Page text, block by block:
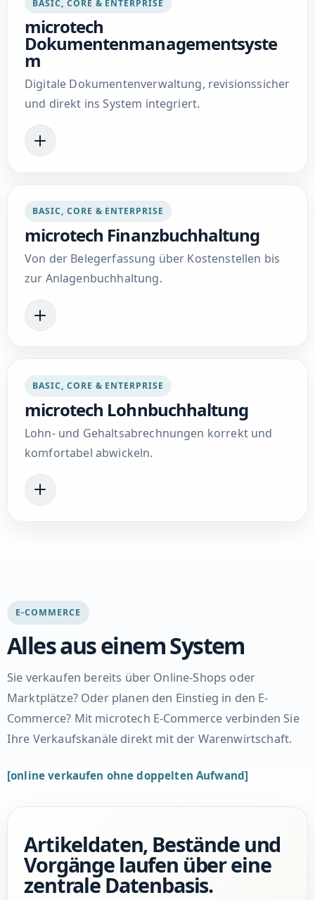
BASIC, CORE & ENTERPRISE
microtech
Dokumentenmanagementsyste
m
Digitale Dokumentenverwaltung, revisionssicher
und direkt ins System integriert.
BASIC, CORE & ENTERPRISE
microtech Finanzbuchhaltung
Von der Belegerfassung über Kostenstellen bis
zur Anlagenbuchhaltung.
BASIC, CORE & ENTERPRISE
microtech Lohnbuchhaltung
Lohn- und Gehaltsabrechnungen korrekt und
komfortabel abwickeln.
E-COMMERCE
Alles aus einem System
Sie verkaufen bereits über Online-Shops oder
Marktplätze? Oder planen den Einstieg in den E-
Commerce? Mit microtech E-Commerce verbinden Sie
Ihre Verkaufskanäle direkt mit der Warenwirtschaft.
[online verkaufen ohne doppelten Aufwand]
Artikeldaten, Bestände und
Vorgänge laufen über eine
zentrale Datenbasis.